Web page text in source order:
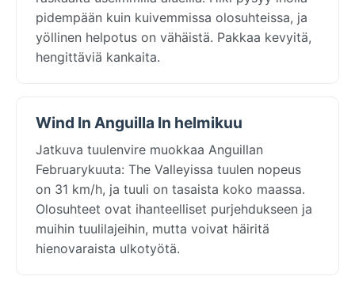
pidempään kuin kuivemmissa olosuhteissa, ja
yöllinen helpotus on vähäistä. Pakkaa kevyitä,
hengittäviä kankaita.
Wind In Anguilla In helmikuu
Jatkuva tuulenvire muokkaa Anguillan
Februarykuuta: The Valleyissa tuulen nopeus
on 31 km/h, ja tuuli on tasaista koko maassa.
Olosuhteet ovat ihanteelliset purjehdukseen ja
muihin tuulilajeihin, mutta voivat häiritä
hienovaraista ulkotyötä.